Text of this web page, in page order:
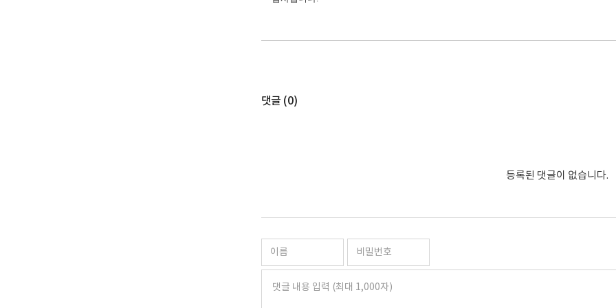
댓글 (0)
등록된 댓글이 없습니다.